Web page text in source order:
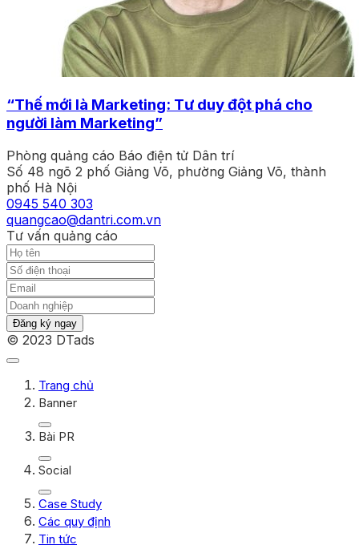
“Thế mới là Marketing: Tư duy đột phá cho
người làm Marketing”
Phòng quảng cáo Báo điện tử Dân trí
Số 48 ngõ 2 phố Giảng Võ, phường Giảng Võ, thành
phố Hà Nội
0945 540 303
quangcao@dantri.com.vn
Tư vấn quảng cáo
Đăng ký ngay
© 2023 DTads
Trang chủ
Banner
Bài PR
Social
Case Study
Các quy định
Tin tức